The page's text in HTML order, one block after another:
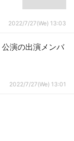
2022/7/27(We) 13:03
公演の出演メンバ
2022/7/27(We) 13:01